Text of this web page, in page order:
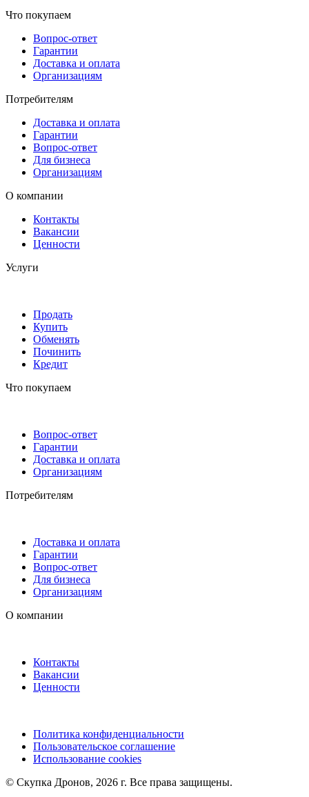
Что покупаем
Вопрос-ответ
Гарантии
Доставка и оплата
Организациям
Потребителям
Доставка и оплата
Гарантии
Вопрос-ответ
Для бизнеса
Организациям
О компании
Контакты
Вакансии
Ценности
Услуги
Продать
Купить
Обменять
Починить
Кредит
Что покупаем
Вопрос-ответ
Гарантии
Доставка и оплата
Организациям
Потребителям
Доставка и оплата
Гарантии
Вопрос-ответ
Для бизнеса
Организациям
О компании
Контакты
Вакансии
Ценности
Политика конфиденциальности
Пользовательское соглашение
Использование cookies
©️ Скупка Дронов, 2026 г. Все права защищены.